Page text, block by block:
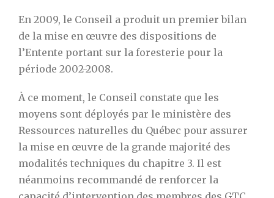
En 2009, le Conseil a produit un premier bilan
de la mise en œuvre des dispositions de
l’Entente portant sur la foresterie pour la
période 2002-2008.
À ce moment, le Conseil constate que les
moyens sont déployés par le ministère des
Ressources naturelles du Québec pour assurer
la mise en œuvre de la grande majorité des
modalités techniques du chapitre 3. Il est
néanmoins recommandé de renforcer la